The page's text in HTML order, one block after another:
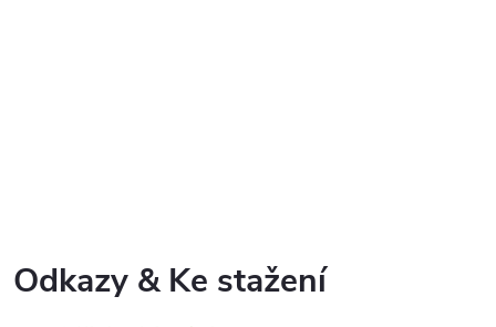
Odkazy & Ke stažení